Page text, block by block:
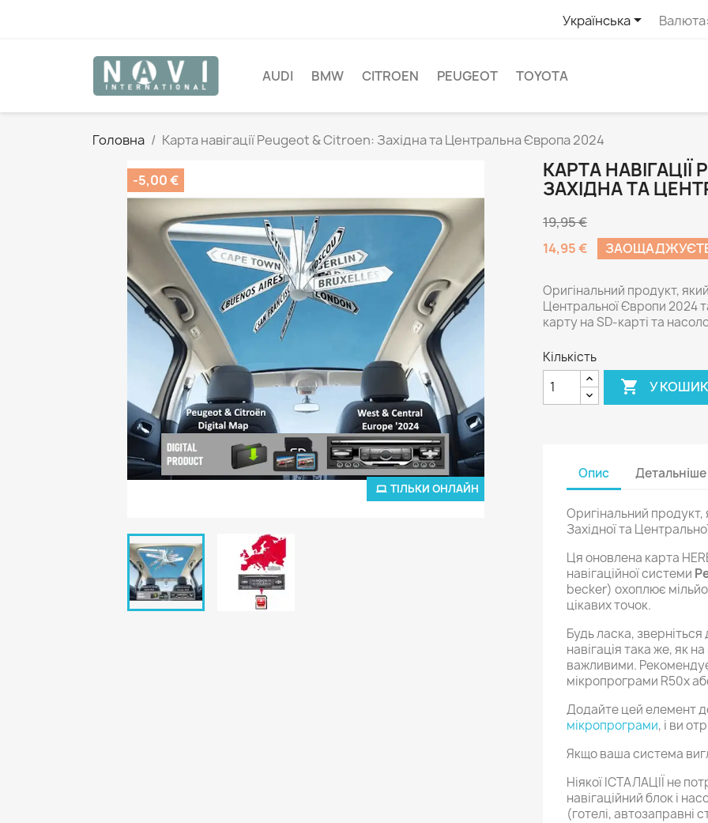
Українська Валюта:
AUDI BMW CITROEN PEUGEOT TOYOTA
Головна Карта навігації Peugeot & Citroen: Західна та Центральна Європа 2024
ТІЛЬКИ ОНЛАЙН
-5,00 €
КАРТА НАВІГАЦІЇ
ЗАХІДНА ТА
19,95 €
14,95 €
Оригінальний продукт,
Центральної Європи 2024
карту на SD-карті та
Кількість
 У КОШИК
Опис
Оригінальний
Західної та
Ця оновлена карта
навігаційної системи
becker) охоплює
цікавих точок.
Будь ласка,
навігація така же, як
важливими.
мікропрограми R50x
Додайте цей елемент
мікропрограми, і ви
Якщо ваша система
Ніякої ІСТАЛАЦІЇ не
навігаційний блок і
(готелі, автозаправні